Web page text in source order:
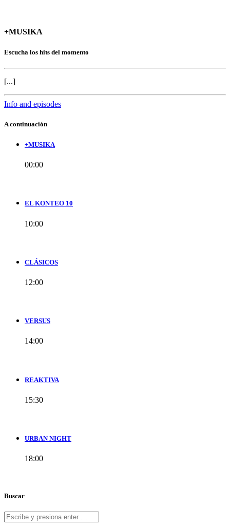
+MUSIKA
Escucha los hits del momento
[...]
Info and episodes
A continuación
+MUSIKA
00:00
EL KONTEO 10
10:00
CLÁSICOS
12:00
VERSUS
14:00
REAKTIVA
15:30
URBAN NIGHT
18:00
Buscar